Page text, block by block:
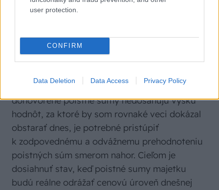
user protection.
CONFIRM
Data Deletion Data Access Privacy Policy
sprostredkovateľ, znalec, poisťovňa)
majetku vo vzťahu k skutočným a reálnym
poistným hodnotám (čítaj „hodnota
čase“) majetku. V prípade rozdielu, t. j.
dohovorené poistné sumy nedosahujú výšku
hodnôt, za ktoré by som rovnaké veci dokázal
obstarať dnes, je potrebné pristúpiť
k zodpovednému a odvážnemu prehodnoteniu
poistných súm smerom nahor. Cieľom je
dosiahnuť stav, keď poistné sumy majetku
budú reálne odrážať cenovú úroveň dnešnej